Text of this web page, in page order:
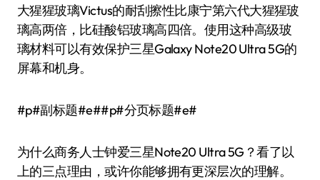
大猩猩玻璃Victus的耐刮擦性比康宁第六代大猩猩玻
璃高两倍，比硅酸铝玻璃高四倍。使用这种高级玻
璃材料可以有效保护三星Galaxy Note20 Ultra 5G的
屏幕和机身。
#p#副标题#e##p#分页标题#e#
为什么商务人士钟爱三星Note20 Ultra 5G？看了以
上的三点理由，或许你能够拥有更深层次的理解。